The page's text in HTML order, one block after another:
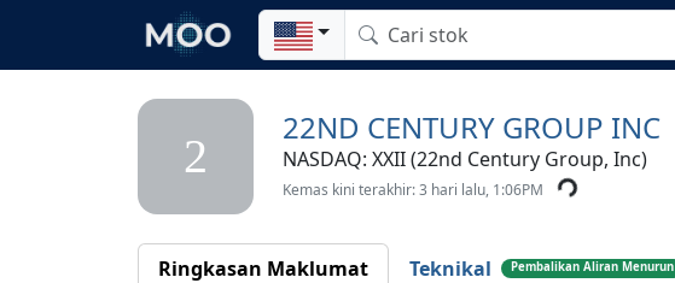
2
22ND CENTURY GROUP INC
NASDAQ: XXII (22nd Century Group, Inc)
Kemas kini terakhir: 3 hari lalu, 1:06PM
Ringkasan Maklumat Teknikal Pembalikan Aliran Menurun